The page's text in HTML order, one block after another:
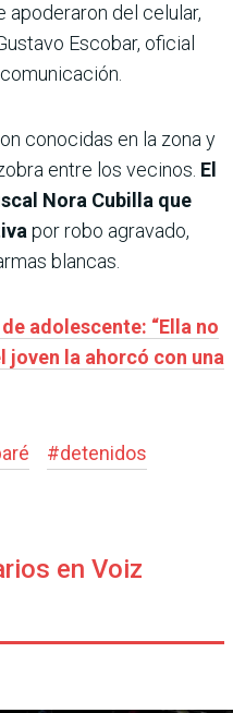
apoderaron del celular,
Escobar, oficial
conocidas en la zona y
entre los vecinos. El
Nora Cubilla que
por robo agravado,
blancas.
adolescente: “Ella no
joven la ahorcó con una
#detenidos
en Voiz